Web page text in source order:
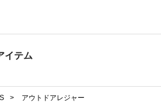
イテム
>
アウトドアレジャー